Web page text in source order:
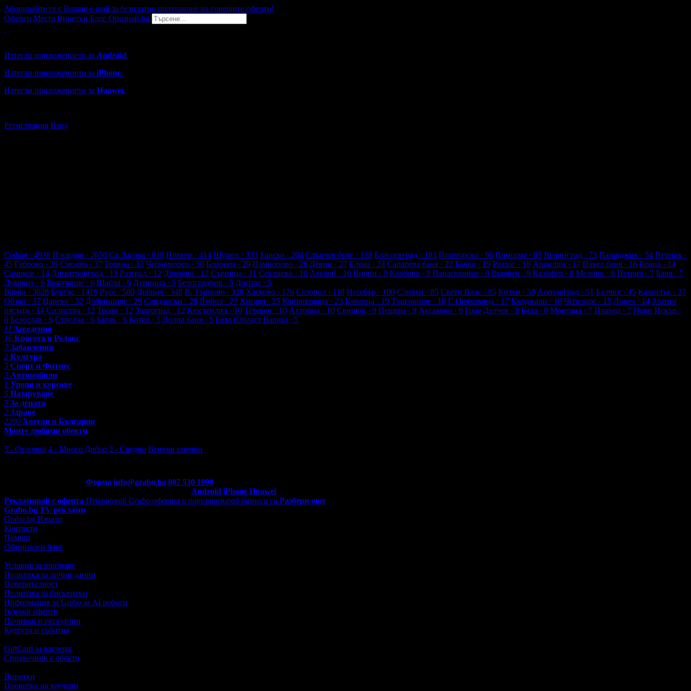
Абонирайте се с Вашия e-mail за безплатно получаване на горещите оферти!
Оферти Места Винетки Блог Опознай.bg
Изтегли приложението за Android.
Изтегли приложението за iPhone.
Изтегли приложението за Huawei.
Регистрация Вход
София · 4938 Пловдив · 2656 Ст. Загора · 618 Плевен · 414 Шумен · 333 Банско · 204 Слънчев бряг · 138 Благоевград · 103 Приморско · 96 Поморие · 85 Велинград · 73 Пазарджик · 54 Перник ·
45 Габрово · 39 Смолян · 37 Трявна · 32 Черноморец · 30 Боровец · 29 Пампорово · 28 Девин · 27 Елена · 24 Сапарева баня · 22 Банкя · 19 Разлог · 18 Априлци · 17 Павел баня · 16 Враца · 14
Самоков · 14 Димитровград · 13 Разград · 12 Дряново · 12 Сърница · 11 Севлиево · 10 Ахелой · 10 Видин · 9 Карлово · 9 Панагюрище · 9 Вършец · 9 Калофер · 8 Мелник · 8 Петрич · 7 Баня · 7
Луковит · 6 Божурище · 6 Шабла · 6 Дупница · 5 Белоградчик · 5 Доспат · 5
Варна · 3028 Бургас · 1419 Русе · 580 Добрич · 348 В. Търново · 328 Хасково · 176 Созопол · 118 Несебър · 100 Сливен · 85 Свети Влас · 85 Китен · 58 Асеновград · 51 Балчик · 45 Казанлък · 37
Обзор · 37 Царево · 32 Добринище · 29 Сандански · 28 Ямбол · 27 Хисаря · 25 Копривщица · 23 Каварна · 19 Търговище · 18 Г. Оряховица · 17 Кърджали · 16 Чепеларе · 15 Ловеч · 14 Златни
пясъци · 14 Силистра · 12 Троян · 12 Златоград · 12 Кюстендил · 10 Тетевен · 10 Ахтопол · 10 Свищов · 9 Пещера · 9 Аксаково · 9 Гоце Делчев · 8 Бяла · 8 Монтана · 7 Правец · 7 Нови Искър ·
6 Белослав · 6 Стрелча · 6 Батак · 6 Котел · 5 Долна баня · 5 Бяла (Област Варна) · 5
11 Заведения
16 Красота и Релакс
7 Забавления
2 Култура
5 Спорт и Фитнес
3 Автомобили
1 Уроци и курсове
5 Пазаруване
5 За децата
2 Здраве
2200 Хотели в България
Моите любими обекти
5 - Отлично 4 - Много Добро 2 - Средно Всички оценки
Форма info@grabo.bg 087 530 1090
Android iPhone Huawei
Рекламирай с оферта Публикувай Grabo оферта и популяризирай бизнеса си Разбери още
Grabo.bg TV реклами
Grabo.bg Начало
Контакти
Помощ
Официален блог
Условия за ползване
Политика за лични данни
Поверителност
Политика за бисквитки
Информация за Grabo за AI роботи
Всички оферти
Почивки и екскурзии
Култура и събития
GiftCard за ваучери
Справочник с обекти
Винетки
Проверка на ваучери